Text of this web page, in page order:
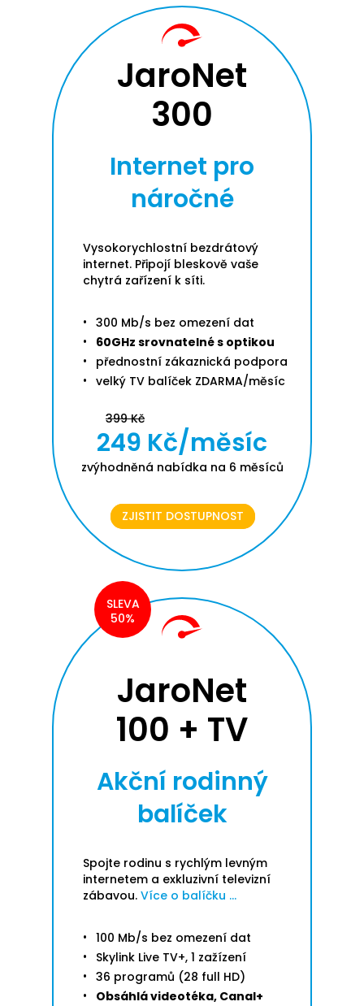
JaroNet
300
Internet pro
náročné
Vysokorychlostní bezdrátový
internet. Připojí bleskově vaše
chytrá zařízení k síti.
300 Mb/s bez omezení dat
60GHz srovnatelné s optikou
přednostní zákaznická podpora
velký TV balíček ZDARMA/měsíc
399 Kč
249 Kč/měsíc
zvýhodněná nabídka na 6 měsíců
ZJISTIT DOSTUPNOST
SLEVA
50%
JaroNet
100 + TV
Akční rodinný
balíček
Spojte rodinu s rychlým levným
internetem a exkluzivní televizní
zábavou. Více o balíčku ...
100 Mb/s bez omezení dat
Skylink Live TV+, 1 zažízení
36 programů (28 full HD)
Obsáhlá videotéka, Canal+